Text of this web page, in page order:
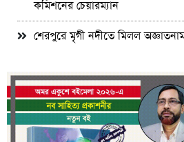
কমিশনের চেয়ারম্যান
শেরপুরে মৃগী নদীতে মিলল